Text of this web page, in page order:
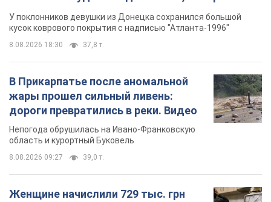
область и курортный Буковель
Женщине начислили 729 тыс. грн
долга за газ из-за показаний
неисправного счетчика: судья
вынес неожиданное решение
8.08.2026 14:43 32,3 т.